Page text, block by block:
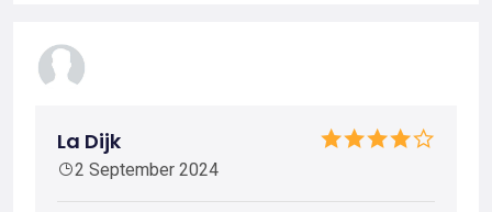
La Dijk
2 September 2024